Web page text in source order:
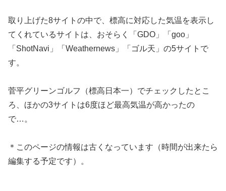
取り上げた8サイトの中で、標高に対応した気温を表示し
てくれているサイトは、おそらく「GDO」「goo」
「ShotNavi」「Weathernews」「ゴル天」の5サイトで
す。
菅平グリーンゴルフ（標高日本一）でチェックしたとこ
ろ、ほかの3サイトは6度ほど最高気温が高かったの
で…。
＊このページの情報は古くなっています（時間が出来たら
編集する予定です）。